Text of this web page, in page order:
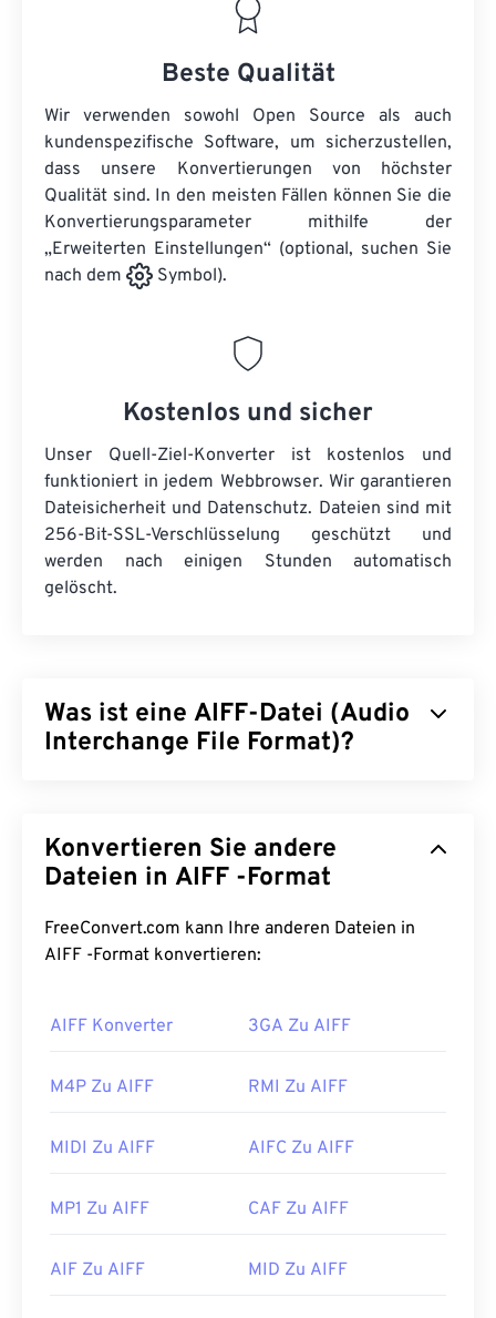
Beste Qualität
Wir verwenden sowohl Open Source als auch
kundenspezifische Software, um sicherzustellen,
dass unsere Konvertierungen von höchster
Qualität sind. In den meisten Fällen können Sie die
Konvertierungsparameter mithilfe der
„Erweiterten Einstellungen“ (optional, suchen Sie
nach dem
Symbol).
Kostenlos und sicher
Unser Quell-Ziel-Konverter ist kostenlos und
funktioniert in jedem Webbrowser. Wir garantieren
Dateisicherheit und Datenschutz. Dateien sind mit
256-Bit-SSL-Verschlüsselung geschützt und
werden nach einigen Stunden automatisch
gelöscht.
Was ist eine AIFF-Datei (Audio
Interchange File Format)?
(Wellenform) entwickelt. Es wird von vielen
professionellen Anwendern, insbesondere von
d. h. es kommt zu keinem Qualitäts- oder
Datenverlust gegenüber dem Original, benötigt
nützlich ist.
Wie öffnet man eine AIFF-Datei?
imWindows Media Player oder in iTunes
Media Player, Winamp undElmedia
Bitte beachten Sie, dass Sie die AIFF-Datei auf
Konvertieren Sie andere
Dateien in AIFF -Format
FreeConvert.com kann Ihre anderen Dateien in
AIFF -Format konvertieren:
AIFF Konverter 3GA Zu AIFF
M4P Zu AIFF RMI Zu AIFF
MIDI Zu AIFF AIFC Zu AIFF
MP1 Zu AIFF CAF Zu AIFF
AIF Zu AIFF MID Zu AIFF